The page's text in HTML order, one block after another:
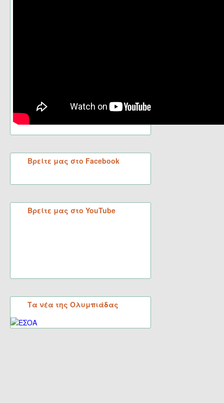
Βρείτε μας στο Facebook
Βρείτε μας στο YouTube
Τα νέα της Ολυμπιάδας